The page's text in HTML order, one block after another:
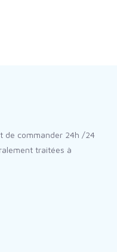
de commander 24h /24
traitées à